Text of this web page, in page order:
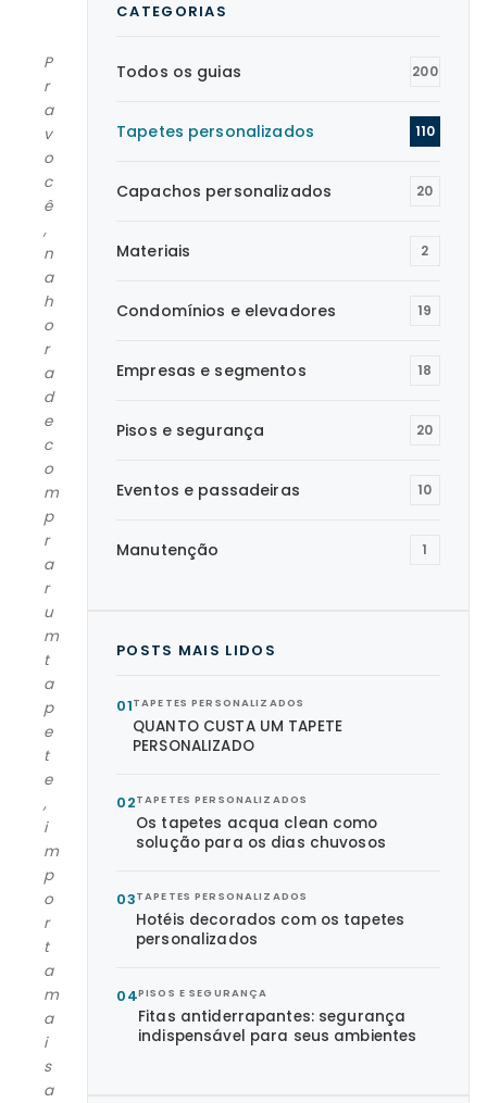
P
r
a
v
o
c
ê
,
n
a
h
o
r
a
d
e
c
o
m
p
r
a
r
u
m
t
a
p
e
t
e
,
i
m
p
o
r
t
a
m
a
i
s
a
CATEGORIAS
Todos os guias 200
Tapetes personalizados 110
Capachos personalizados 20
Materiais 2
Condomínios e elevadores 19
Empresas e segmentos 18
Pisos e segurança 20
Eventos e passadeiras 10
Manutenção 1
POSTS MAIS LIDOS
01TAPETES PERSONALIZADOS
QUANTO CUSTA UM TAPETE
PERSONALIZADO
02TAPETES PERSONALIZADOS
Os tapetes acqua clean como
solução para os dias chuvosos
03TAPETES PERSONALIZADOS
Hotéis decorados com os tapetes
personalizados
04PISOS E SEGURANÇA
Fitas antiderrapantes: segurança
indispensável para seus ambientes